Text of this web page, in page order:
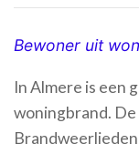
Bewoner uit
In Almere is een
woningbrand.